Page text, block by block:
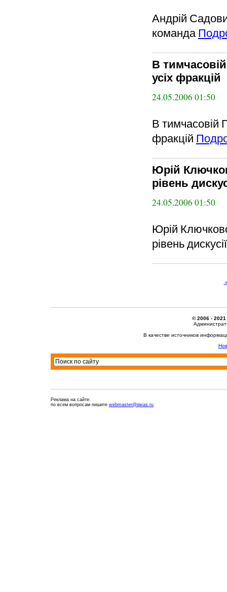
Андрій
команда
В
усіх фракцій
24.05.2006 01:50
В тимчасовій
фракцій
Юрій
рівень
24.05.2006 01:50
Юрій
рівень
© 2006 - 2021
В качестве источников
Реклама на сайте:
по всем вопросам пишите webmaster@qwas.ru